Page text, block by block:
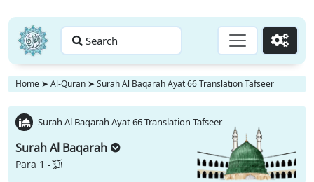
Search Go
Home ➤ Al-Quran ➤ Surah Al Baqarah Ayat 66 Translation Tafseer
Surah Al Baqarah Ayat 66 Translation Tafseer
Surah Al Baqarah
Para 1 -الٓمّٓ